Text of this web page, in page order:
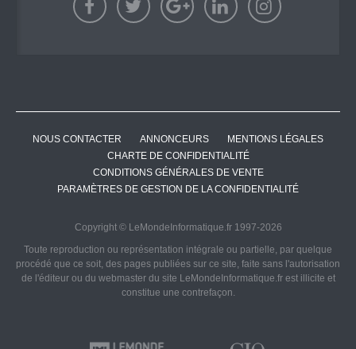
NOUS CONTACTER ANNONCEURS
MENTIONS LÉGALES
CHARTE DE CONFIDENTIALITÉ
CONDITIONS GÉNÉRALES DE VENTE
PARAMÈTRES DE GESTION DE LA CONFIDENTIALITÉ
Copyright © LeMondeInformatique.fr 1997-2026
Toute reproduction ou représentation intégrale ou partielle, par quelque
procédé que ce soit, des pages publiées sur ce site, faite sans l'autorisation
de l'éditeur ou du webmaster du site LeMondeInformatique.fr est illicite et
constitue une contrefaçon.